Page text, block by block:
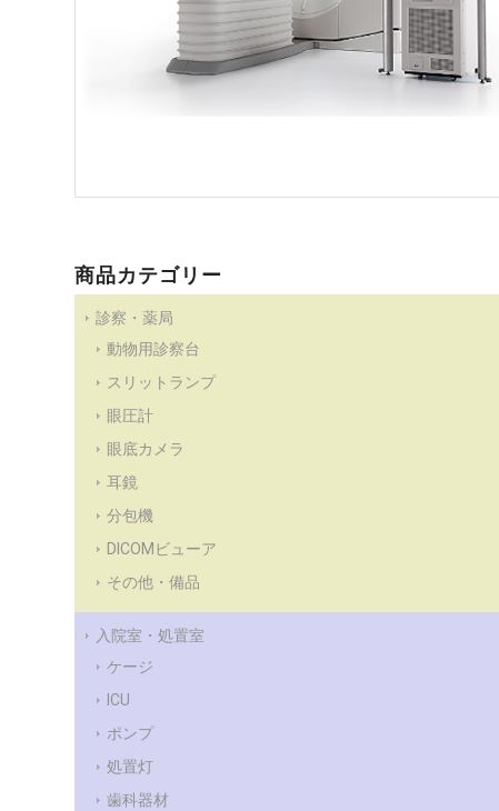
商品カテゴリー
診察・薬局
動物用診察台
スリットランプ
眼圧計
眼底カメラ
耳鏡
分包機
DICOMビューア
その他・備品
入院室・処置室
ケージ
ICU
ポンプ
処置灯
歯科器材